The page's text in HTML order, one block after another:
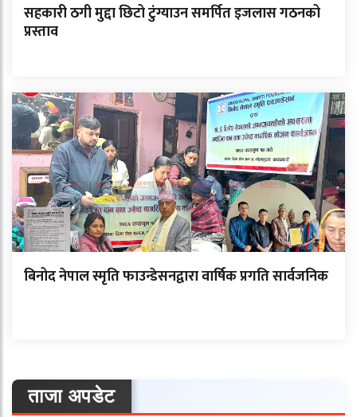
सहकारी ठगी मुद्दा छिटो टुंग्याउन समर्पित इजलास गठनको
प्रस्ताव
बिनोद नेपाल स्मृति फाउन्डेसनद्वारा वार्षिक प्रगति सार्वजनिक
ताजा अपडेट